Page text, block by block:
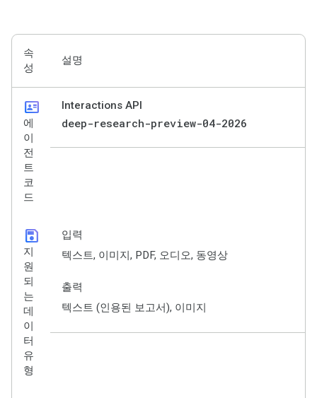
속
성
설명
id_card
에
이
전
트
코
드
Interactions API
deep-research-preview-04-2026
save
지
원
되
는
데
이
터
유
형
입력
텍스트, 이미지, PDF, 오디오, 동영상
출력
텍스트 (인용된 보고서), 이미지